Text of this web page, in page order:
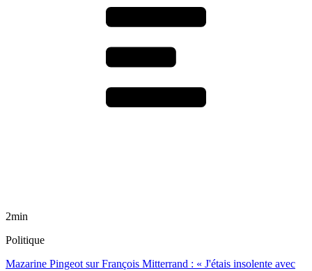
2min
Politique
Mazarine Pingeot sur François Mitterrand : « J'étais insolente avec